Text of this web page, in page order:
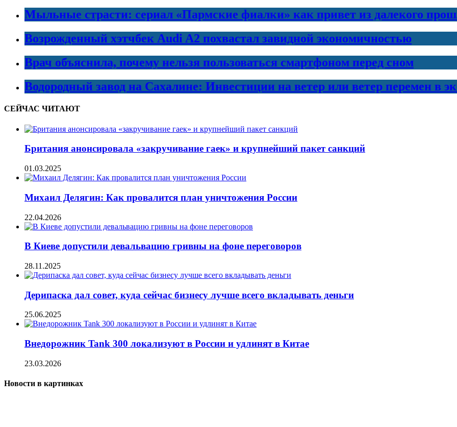
Мыльные страсти: сериал «Пармские фиалки» как привет из далекого
Возрожденный хэтчбек Audi A2 похвастал завидной экономичностью
Врач объяснила, почему нельзя пользоваться смартфоном перед сном
Водородный завод на Сахалине: Инвестиции на ветер или ветер перемен в
СЕЙЧАС ЧИТАЮТ
Британия анонсировала «закручивание гаек» и крупнейший пакет санкций
01.03.2025
Михаил Делягин: Как провалится план уничтожения России
22.04.2026
В Киеве допустили девальвацию гривны на фоне переговоров
28.11.2025
Дерипаска дал совет, куда сейчас бизнесу лучше всего вкладывать деньги
25.06.2025
Внедорожник Tank 300 локализуют в России и удлинят в Китае
23.03.2026
Новости в картинках